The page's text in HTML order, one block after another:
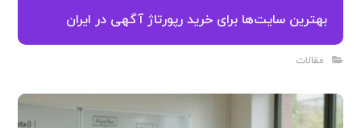
بهترین سایت‌ها برای خرید رپورتاژ آگهی در ایران
مقالات